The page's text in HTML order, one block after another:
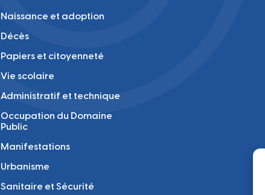
Naissance et adoption
Décès
Papiers et citoyenneté
Vie scolaire
Administratif et technique
Occupation du Domaine
Public
Manifestations
Urbanisme
Sanitaire et Sécurité